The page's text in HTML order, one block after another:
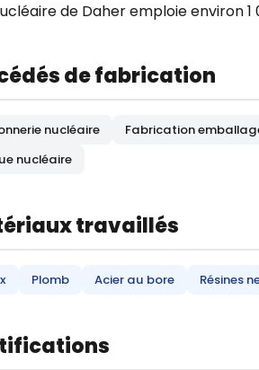
de Daher emploie environ
de fabrication
nucléaire Fabrication
nucléaire
travaillés
Plomb Acier au bore Résines